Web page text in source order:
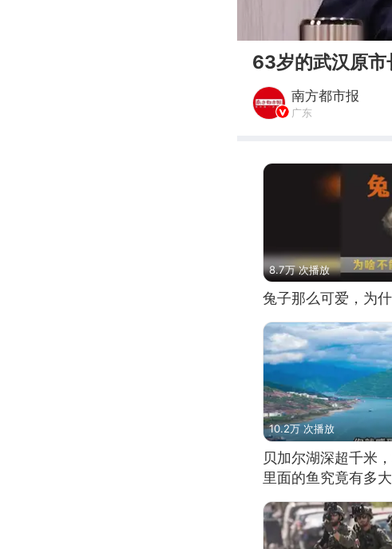
63岁的武汉原市
南方都市报
广东
8.7万 次播放
兔子那么可爱，为
10.2万 次播放
贝加尔湖深超千米
里面的鱼究竟有多大